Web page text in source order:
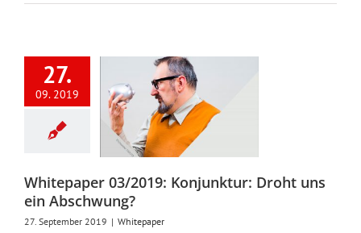
27.
09. 2019
2019:
uns ein
Whitepaper 03/2019: Konjunktur: Droht uns
ein Abschwung?
27. September 2019 | Whitepaper